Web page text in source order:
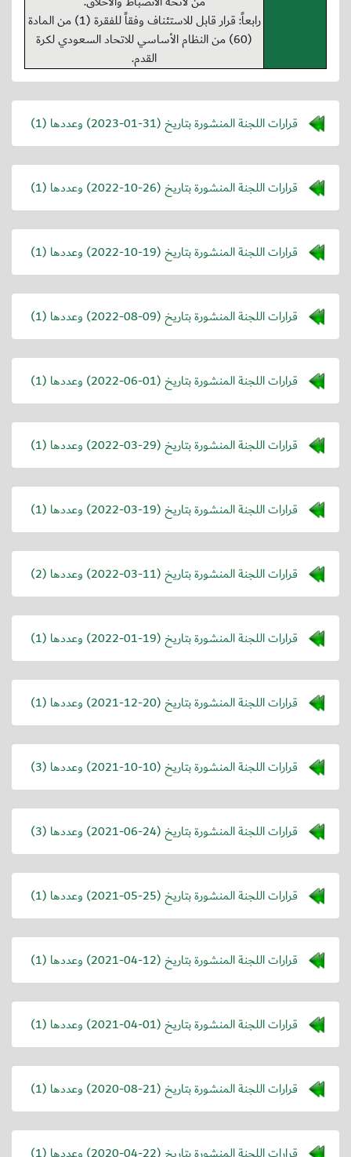
رابعاً: قرار قابل للاستئناف وفقاً للفقرة (1) من المادة
(60) من النظام الأساسي للاتحاد السعودي لكرة
القدم.
قرارات اللجنة المنشورة بتاريخ (2023-01-31) وعددها (1)
قرارات اللجنة المنشورة بتاريخ (2022-10-26) وعددها (1)
قرارات اللجنة المنشورة بتاريخ (2022-10-19) وعددها (1)
قرارات اللجنة المنشورة بتاريخ (2022-08-09) وعددها (1)
قرارات اللجنة المنشورة بتاريخ (2022-06-01) وعددها (1)
قرارات اللجنة المنشورة بتاريخ (2022-03-29) وعددها (1)
قرارات اللجنة المنشورة بتاريخ (2022-03-19) وعددها (1)
قرارات اللجنة المنشورة بتاريخ (2022-03-11) وعددها (2)
قرارات اللجنة المنشورة بتاريخ (2022-01-19) وعددها (1)
قرارات اللجنة المنشورة بتاريخ (2021-12-20) وعددها (1)
قرارات اللجنة المنشورة بتاريخ (2021-10-10) وعددها (3)
قرارات اللجنة المنشورة بتاريخ (2021-06-24) وعددها (3)
قرارات اللجنة المنشورة بتاريخ (2021-05-25) وعددها (1)
قرارات اللجنة المنشورة بتاريخ (2021-04-12) وعددها (1)
قرارات اللجنة المنشورة بتاريخ (2021-04-01) وعددها (1)
قرارات اللجنة المنشورة بتاريخ (2020-08-21) وعددها (1)
قرارات اللجنة المنشورة بتاريخ (2020-04-22) وعددها (1)